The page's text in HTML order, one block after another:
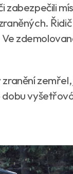
zabezpečili
zranění
dobu